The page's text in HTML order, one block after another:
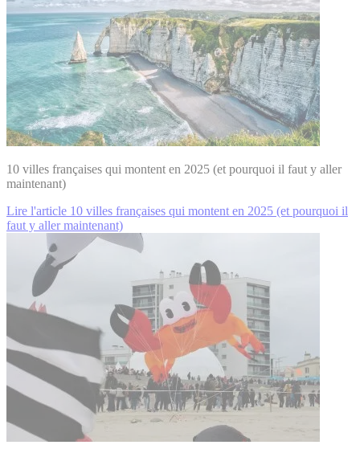
10 villes françaises qui montent en 2025 (et pourquoi il faut y aller
maintenant)
Lire l'article 10 villes françaises qui montent en 2025 (et pourquoi il
faut y aller maintenant)